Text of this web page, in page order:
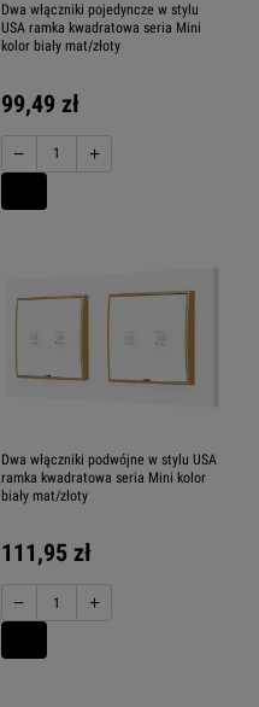
Dwa włączniki pojedyncze w stylu
USA ramka kwadratowa seria Mini
kolor biały mat/złoty
99,49 zł
− +
Dwa włączniki podwójne w stylu USA
ramka kwadratowa seria Mini kolor
biały mat/złoty
111,95 zł
− +